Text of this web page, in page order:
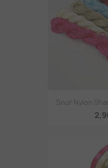
Snur Nylon